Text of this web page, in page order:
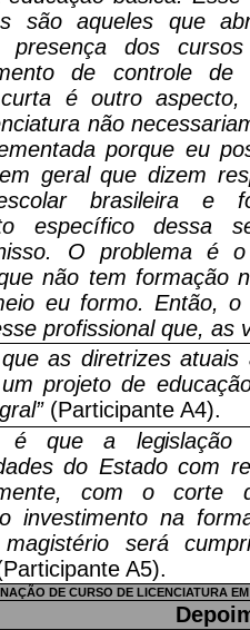
são aqueles que
presença dos
de controle
curta é outro
não
porque eu
geral que dizem
brasileira e
específico dessa
O problema é
não tem formação
eu formo. Então, o
profissional que, as
as diretrizes
projeto de
(Participante A4).
é que a legislação
do Estado com
com o corte
investimento na
será
A5).
DE CURSO DE LICENCIATURA